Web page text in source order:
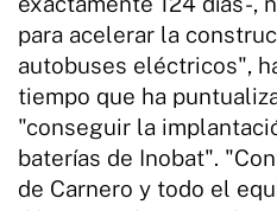
para acelerar la
autobuses eléctricos",
tiempo que ha
"conseguir la
baterías de Inobat".
de Carnero y todo el